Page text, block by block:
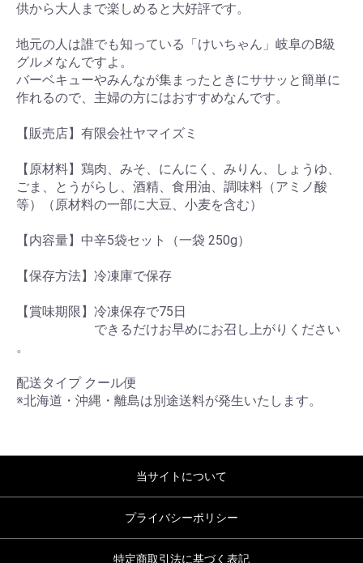
供から大人まで楽しめると大好評です。
地元の人は誰でも知っている「けいちゃん」岐阜のB級
グルメなんですよ。
バーベキューやみんなが集まったときにササッと簡単に
作れるので、主婦の方にはおすすめなんです。
【販売店】有限会社ヤマイズミ
【原材料】鶏肉、みそ、にんにく、みりん、しょうゆ、
ごま、とうがらし、酒精、食用油、調味料（アミノ酸
等）（原材料の一部に大豆、小麦を含む）
【内容量】中辛5袋セット（一袋 250g）
【保存方法】冷凍庫で保存
【賞味期限】冷凍保存で75日
できるだけお早めにお召し上がりください
。
配送タイプ クール便
※北海道・沖縄・離島は別途送料が発生いたします。
当サイトについて
プライバシーポリシー
特定商取引法に基づく表記